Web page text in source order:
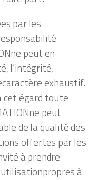
par les
peut en
l’intégrité,
exhaustif.
cet égard toute
peut
de la qualité des
offertes par les
à prendre
à